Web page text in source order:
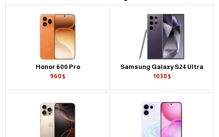
Samsung Galaxy S24 Ultra
1030$
Honor 600 Pro
960$